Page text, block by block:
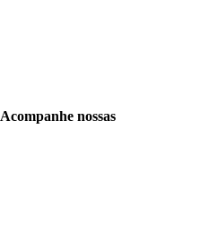
Acompanhe nossas